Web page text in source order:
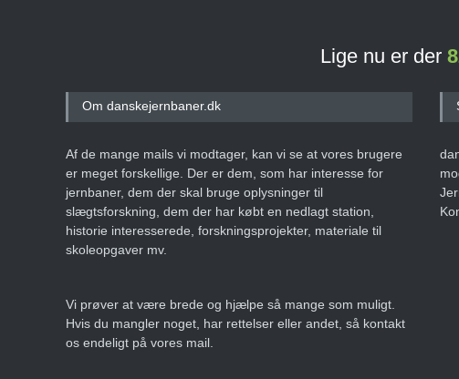
Lige nu er der
Om danskejernbaner.dk
Af de mange mails vi modtager, kan vi se at vores brugere
er meget forskellige. Der er dem, som har interesse for
jernbaner, dem der skal bruge oplysninger til
slægtsforskning, dem der har købt en nedlagt station,
historie interesserede, forskningsprojekter, materiale til
skoleopgaver mv.
Vi prøver at være brede og hjælpe så mange som muligt.
Hvis du mangler noget, har rettelser eller andet, så kontakt
os endeligt på vores mail.